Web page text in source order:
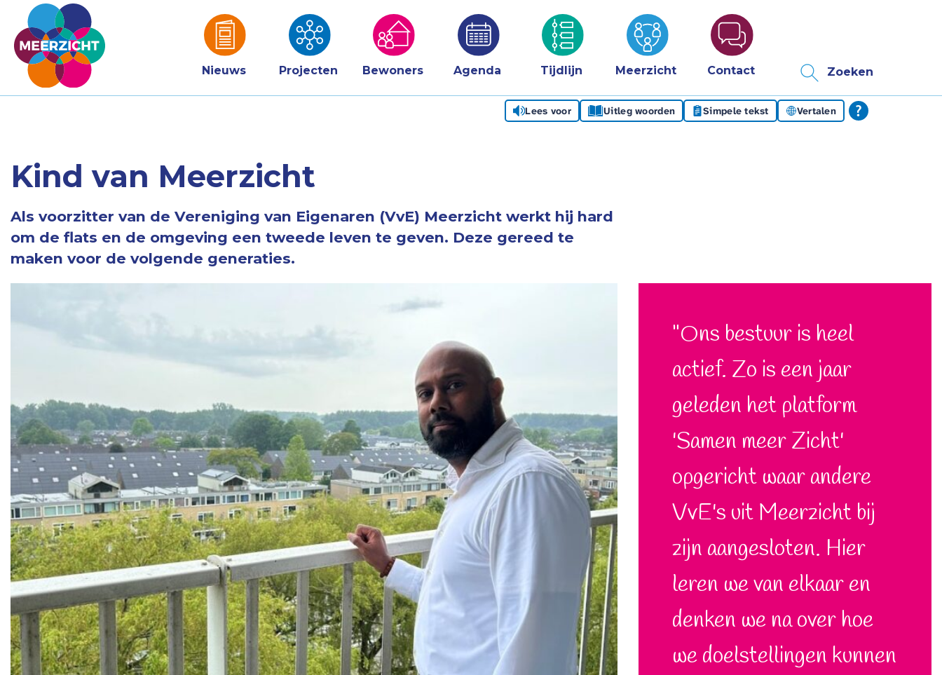
Nieuws Projecten Bewoners Agenda Tijdlijn Meerzicht Contact Zoeken
Lees voor Uitleg woorden Simpele tekst Vertalen
Kind van Meerzicht
Als voorzitter van de Vereniging van Eigenaren (VvE) Meerzicht werkt hij hard
om de flats en de omgeving een tweede leven te geven. Deze gereed te
maken voor de volgende generaties.
"Ons bestuur is heel
actief. Zo is een jaar
geleden het platform
'Samen meer Zicht'
opgericht waar andere
VvE's uit Meerzicht bij
zijn aangesloten. Hier
leren we van elkaar en
denken we na over hoe
we doelstellingen kunnen